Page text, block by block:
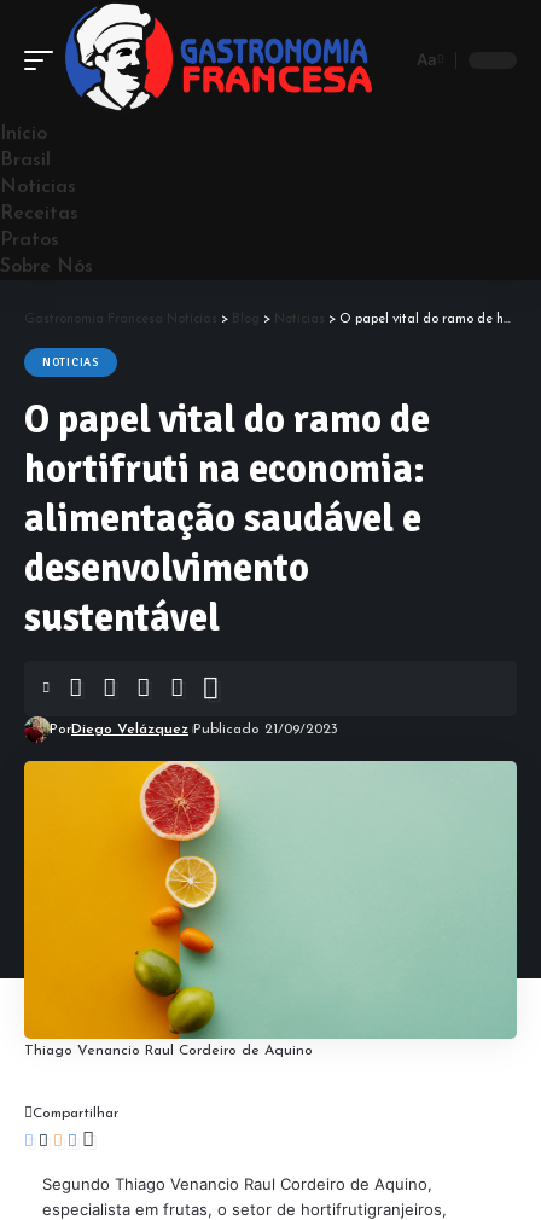
Aa
Início
Brasil
Noticias
Receitas
Pratos
Sobre Nós
Gastronomia Francesa Notícias > Blog > Noticias > O papel vital do ramo de hortifruti na economia: alimentação saudável e desenvolvimento sustentável
NOTICIAS
O papel vital do ramo de
hortifruti na economia:
alimentação saudável e
desenvolvimento
sustentável
PorDiego Velázquez Publicado 21/09/2023
Thiago Venancio Raul Cordeiro de Aquino
Compartilhar
Segundo Thiago Venancio Raul Cordeiro de Aquino,
especialista em frutas, o setor de hortifrutigranjeiros,